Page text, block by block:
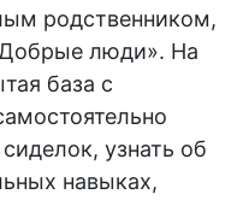
родственником,
люди». На
база с
узнать об
навыках,